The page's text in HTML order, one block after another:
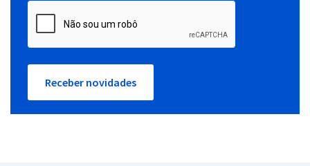
Receber novidades